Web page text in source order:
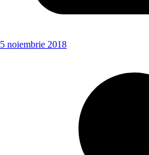
5 noiembrie 2018